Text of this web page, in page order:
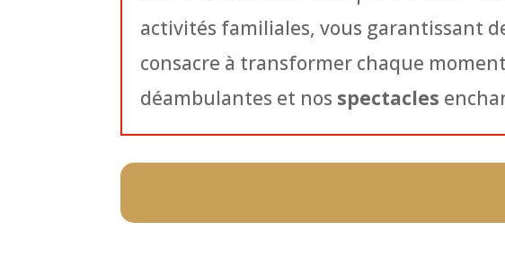
activités familiales, vous garantissant
consacre à transformer chaque
déambulantes et nos spectacles